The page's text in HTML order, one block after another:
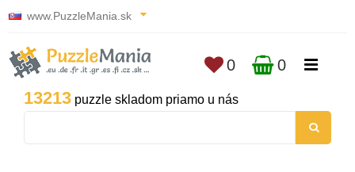
www.PuzzleMania.sk
13213 puzzle skladom priamo u nás
0 0